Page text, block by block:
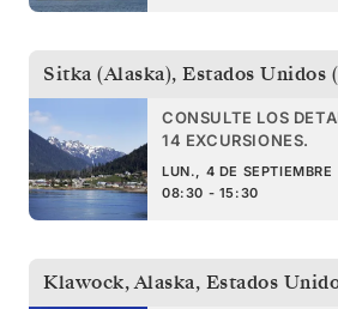
Sitka (Alaska), Estados Unidos
CONSULTE LOS
14 EXCURSIONES.
LUN., 4 DE SEPTIEMBRE
08:30 - 15:30
Klawock, Alaska, Estados